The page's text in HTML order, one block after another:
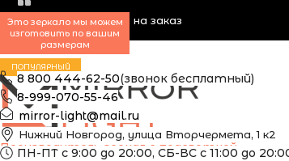
Зеркала с подсветкой на заказ
Производитель зеркал с подсветкой
8 800 444-62-50(звонок бесплатный)
8-999-070-55-46
mirror-light@mail.ru
Нижний Новгород, улица Вторчермета, 1 к2
ПН-ПТ с 9:00 до 20:00, СБ-ВС с 11:00 до
Это зеркало мы можем
изготовить по вашим
размерам
ПОПУЛЯРНЫЙ